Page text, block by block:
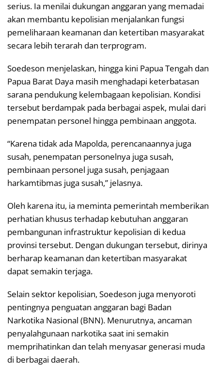
serius. Ia menilai dukungan anggaran yang memadai
akan membantu kepolisian menjalankan fungsi
pemeliharaan keamanan dan ketertiban masyarakat
secara lebih terarah dan terprogram.
Soedeson menjelaskan, hingga kini Papua Tengah dan
Papua Barat Daya masih menghadapi keterbatasan
sarana pendukung kelembagaan kepolisian. Kondisi
tersebut berdampak pada berbagai aspek, mulai dari
penempatan personel hingga pembinaan anggota.
“Karena tidak ada Mapolda, perencanaannya juga
susah, penempatan personelnya juga susah,
pembinaan personel juga susah, penjagaan
harkamtibmas juga susah,” jelasnya.
Oleh karena itu, ia meminta pemerintah memberikan
perhatian khusus terhadap kebutuhan anggaran
pembangunan infrastruktur kepolisian di kedua
provinsi tersebut. Dengan dukungan tersebut, dirinya
berharap keamanan dan ketertiban masyarakat
dapat semakin terjaga.
Selain sektor kepolisian, Soedeson juga menyoroti
pentingnya penguatan anggaran bagi Badan
Narkotika Nasional (BNN). Menurutnya, ancaman
penyalahgunaan narkotika saat ini semakin
memprihatinkan dan telah menyasar generasi muda
di berbagai daerah.